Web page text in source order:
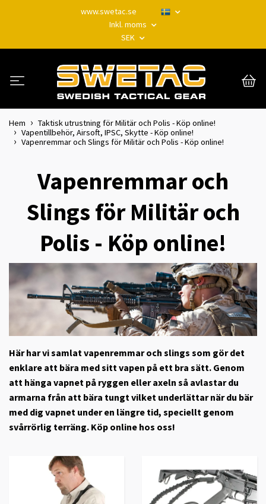
www.swetac.se
Inkl. moms
SEK
Hem
Taktisk utrustning för Militär och Polis - Köp online!
Vapentillbehör, Airsoft, IPSC, Skytte - Köp online!
Vapenremmar och Slings för Militär och Polis - Köp online!
Vapenremmar och
Slings för Militär och
Polis - Köp online!
Här har vi samlat vapenremmar och slings som gör det
enklare att bära med sitt vapen på ett bra sätt. Genom
att hänga vapnet på ryggen eller axeln så avlastar du
armarna från att bära tungt vilket underlättar när du bär
med dig vapnet under en längre tid, speciellt genom
svårrörlig terräng. Köp online hos oss!